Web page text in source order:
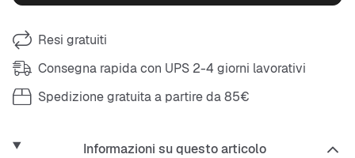
Resi gratuiti
Consegna rapida con UPS 2-4 giorni lavorativi
Spedizione gratuita a partire da 85€
Informazioni su questo articolo